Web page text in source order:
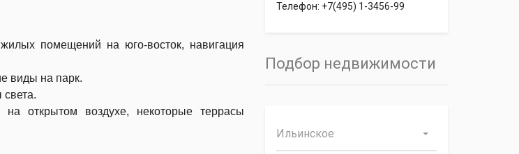
помещений на юго-восток, навигация
виды на парк.
открытом воздухе, некоторые террасы
Телефон: +7(495) 1-3456-99
Подбор недвижимости
Ильинское